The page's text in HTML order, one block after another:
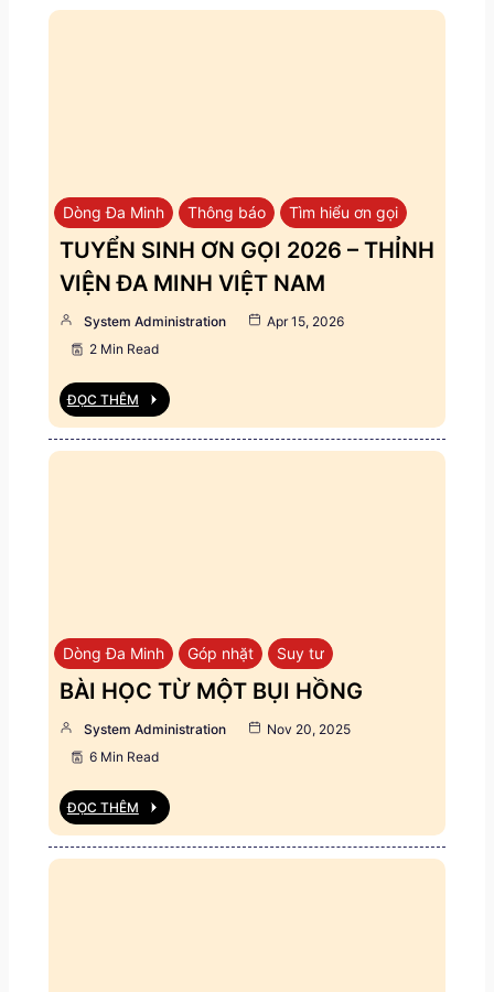
Dòng Đa Minh Thông báo Tìm hiểu ơn gọi
TUYỂN SINH ƠN GỌI 2026 – THỈNH
VIỆN ĐA MINH VIỆT NAM
System Administration
Apr 15, 2026
2 Min Read
ĐỌC THÊM
Dòng Đa Minh Góp nhặt Suy tư
BÀI HỌC TỪ MỘT BỤI HỒNG
System Administration
Nov 20, 2025
6 Min Read
ĐỌC THÊM